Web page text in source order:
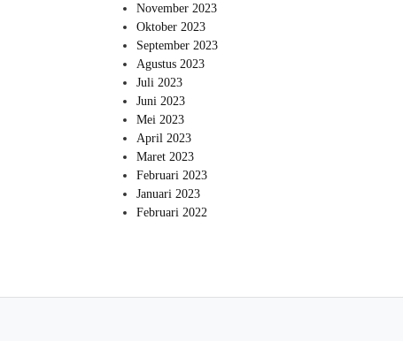
November 2023
Oktober 2023
September 2023
Agustus 2023
Juli 2023
Juni 2023
Mei 2023
April 2023
Maret 2023
Februari 2023
Januari 2023
Februari 2022